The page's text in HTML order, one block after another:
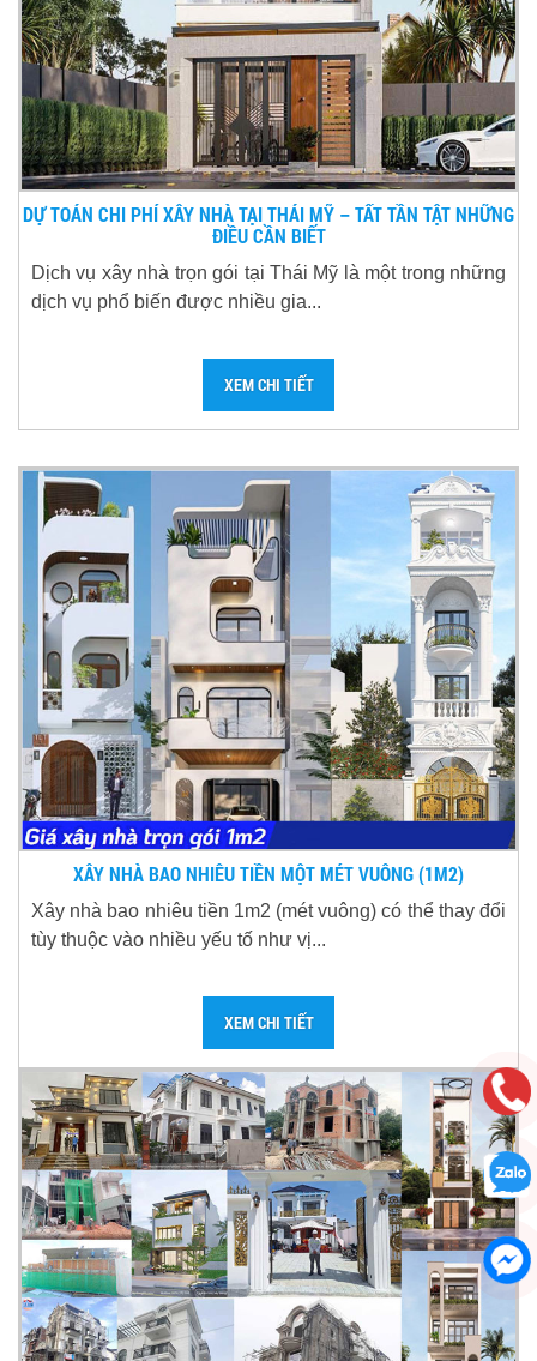
DỰ TOÁN CHI PHÍ XÂY NHÀ TẠI THÁI MỸ – TẤT TẦN TẬT NHỮNG
ĐIỀU CẦN BIẾT
Dịch vụ xây nhà trọn gói tại Thái Mỹ là một trong những
dịch vụ phổ biến được nhiều gia...
XEM CHI TIẾT
XÂY NHÀ BAO NHIÊU TIỀN MỘT MÉT VUÔNG (1M2)
Xây nhà bao nhiêu tiền 1m2 (mét vuông) có thể thay đổi
tùy thuộc vào nhiều yếu tố như vị...
XEM CHI TIẾT